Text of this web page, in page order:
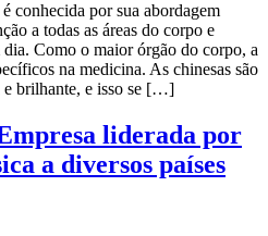
conhecida por sua abordagem
a todas as áreas do corpo e
dia. Como o maior órgão do corpo, a
na medicina. As chinesas são
e brilhante, e isso se […]
liderada por
a diversos países